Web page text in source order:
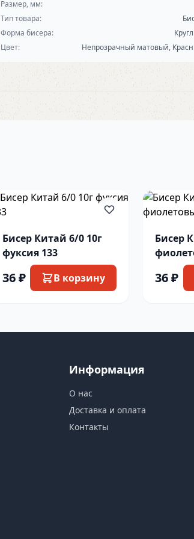
Размер, мм:
Тип товара:
Форма бисера:
Цвет:
Непрозрачный матовый,
Бисер Китай 6/0 10г
фуксия 133
36 ₽ В корзину
Бисер
36 ₽
Информация
О нас
Доставка и оплата
Контакты